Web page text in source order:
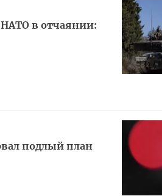
в отчаянии:
подлый план